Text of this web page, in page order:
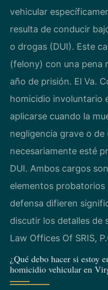
vehicular
resulta de conducir
o drogas (DUI). Este
(felony) con una pena
año de prisión. El Va.
homicidio involuntario
aplicarse cuando la
negligencia grave o
necesariamente esté
DUI. Ambos cargos
elementos probatorios
defensa difieren
discutir los detalles de
Law Offices Of SRIS,
¿Qué debo hacer si estoy
homicidio vehicular en